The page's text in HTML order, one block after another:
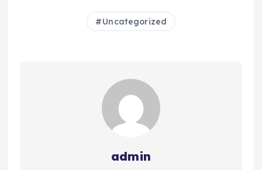
Uncategorized
admin